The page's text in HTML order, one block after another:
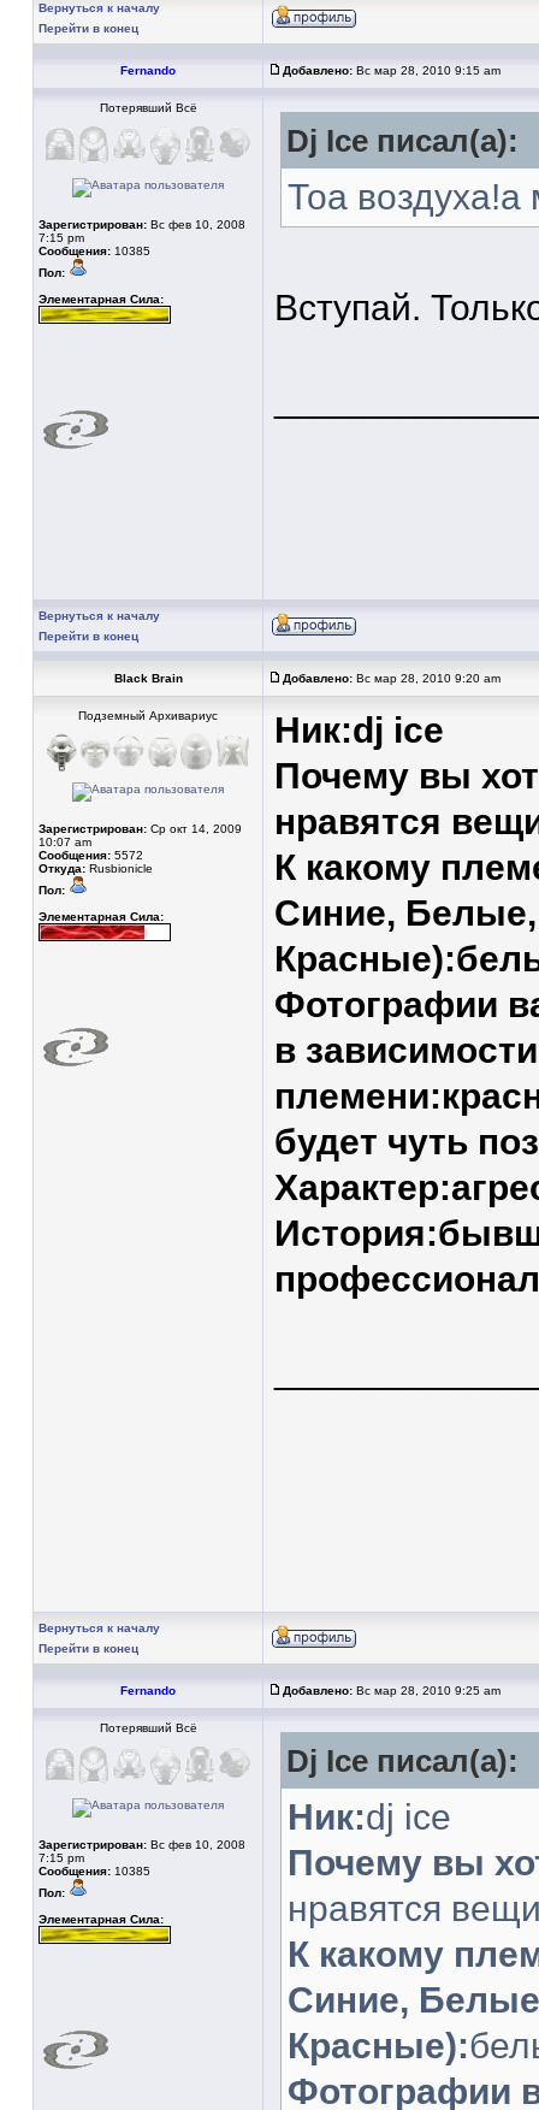
Вернуться к началу
Перейти в конец
Fernando Добавлено: Вс мар 28, 2010 9:15 am
Потерявший Всё
Зарегистрирован: Вс фев 10, 2008
7:15 pm
Сообщения: 10385
Пол:
Элементарная Сила:
Dj Ice писал(а):
Тоа воздуха!а
Вступай.
Вернуться к началу
Перейти в конец
Black Brain Добавлено: Вс мар 28, 2010 9:20 am
Подземный Архивариус
Зарегистрирован: Ср окт 14, 2009
10:07 am
Сообщения: 5572
Откуда: Rusbionicle
Пол:
Элементарная Сила:
Ник:dj ice
Почему вы
нравятся
К какому
Синие,
Фотографии
в
будет чуть
Вернуться к началу
Перейти в конец
Fernando Добавлено: Вс мар 28, 2010 9:25 am
Потерявший Всё
Зарегистрирован: Вс фев 10, 2008
7:15 pm
Сообщения: 10385
Пол:
Элементарная Сила:
Dj Ice писал(а):
Ник:dj ice
Почему вы
нравятся
К какому
Синие,
Красные):
Фотографии